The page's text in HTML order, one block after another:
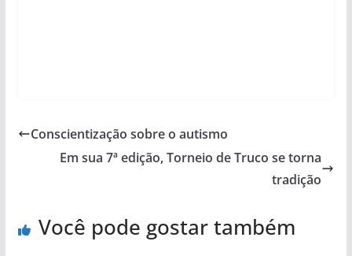
Conscientização sobre o autismo
Em sua 7ª edição, Torneio de Truco se torna
tradição
Você pode gostar também